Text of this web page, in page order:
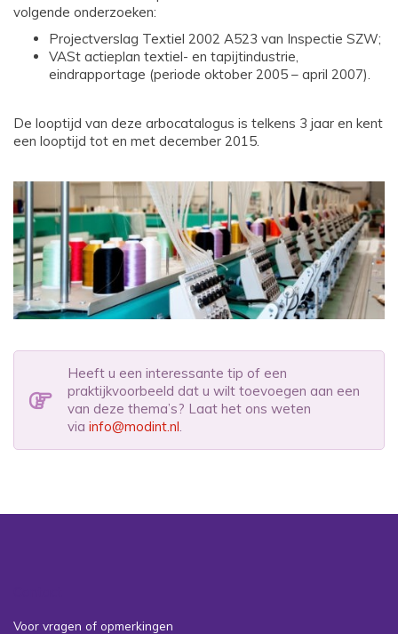
volgende onderzoeken:
Projectverslag Textiel 2002 A523 van Inspectie SZW;
VASt actieplan textiel- en tapijtindustrie,
eindrapportage (periode oktober 2005 – april 2007).
De looptijd van deze arbocatalogus is telkens 3 jaar en kent
een looptijd tot en met december 2015.
Heeft u een interessante tip of een
praktijkvoorbeeld dat u wilt toevoegen aan een
van deze thema’s? Laat het ons weten
via info@modint.nl
Voor vragen of opmerkingen